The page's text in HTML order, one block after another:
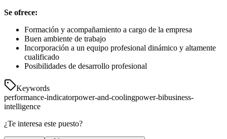
Se ofrece:
Formación y acompañamiento a cargo de la empresa
Buen ambiente de trabajo
Incorporación a un equipo profesional dinámico y altamente
cualificado
Posibilidades de desarrollo profesional
Keywords
performance-indicatorpower-and-coolingpower-bibusiness-
intelligence
¿Te interesa este puesto?